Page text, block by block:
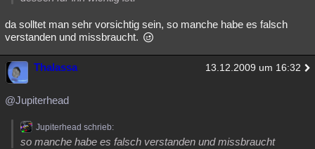
da solltet man sehr vorsichtig sein, so manche habe es falsch
verstanden und missbraucht.
Thalassa 13.12.2009 um 16:32
@Jupiterhead
Jupiterhead schrieb:
so manche habe es falsch verstanden und missbraucht